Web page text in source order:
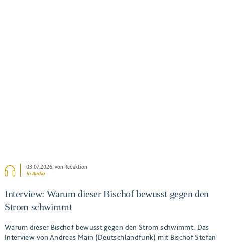
03.07.2026, von Redaktion
In Audio
Interview: Warum dieser Bischof bewusst gegen den
Strom schwimmt
Warum dieser Bischof bewusst gegen den Strom schwimmt. Das
Interview von Andreas Main (Deutschlandfunk) mit Bischof Stefan